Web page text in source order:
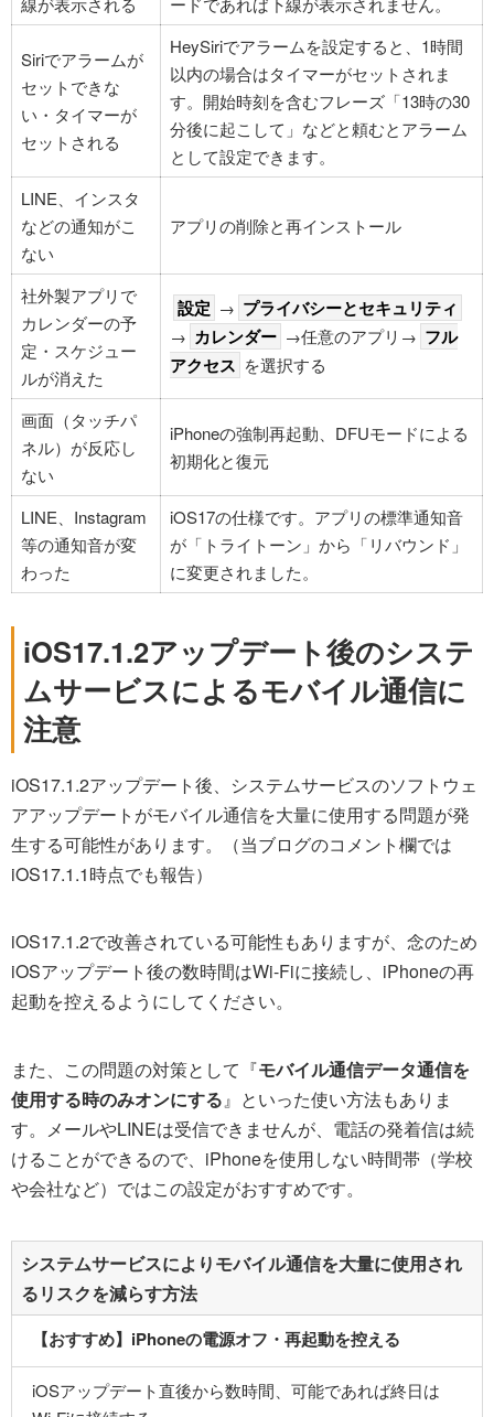
Siriでアラームが
セットできな
い・タイマーが
セットされる
HeySiriでアラームを設定すると、1時間
以内の場合はタイマーがセットされま
す。開始時刻を含むフレーズ「13時の30
分後に起こして」などと頼むとアラーム
として設定できます。
LINE、インスタ
などの通知がこ
ない
アプリの削除と再インストール
社外製アプリで
カレンダーの予
定・スケジュー
ルが消えた
設定 → プライバシーとセキュリティ
→ カレンダー →任意のアプリ→ フル
アクセス を選択する
画面（タッチパ
ネル）が反応し
ない
iPhoneの強制再起動、DFUモードによる
初期化と復元
LINE、Instagram
等の通知音が変
わった
iOS17の仕様です。アプリの標準通知音
が「トライトーン」から「リバウンド」
に変更されました。
iOS17.1.2アップデート後のシステ
ムサービスによるモバイル通信に
注意
iOS17.1.2アップデート後、システムサービスのソフトウェ
アアップデートがモバイル通信を大量に使用する問題が発
生する可能性があります。（当ブログのコメント欄では
iOS17.1.1時点でも報告）
iOS17.1.2で改善されている可能性もありますが、念のため
iOSアップデート後の数時間はWi-Fiに接続し、iPhoneの再
起動を控えるようにしてください。
また、この問題の対策として『モバイル通信データ通信を
使用する時のみオンにする』といった使い方法もありま
す。メールやLINEは受信できませんが、電話の発着信は続
けることができるので、iPhoneを使用しない時間帯（学校
や会社など）ではこの設定がおすすめです。
システムサービスによりモバイル通信を大量に使用され
るリスクを減らす方法
【おすすめ】iPhoneの電源オフ・再起動を控える
iOSアップデート直後から数時間、可能であれば終日は